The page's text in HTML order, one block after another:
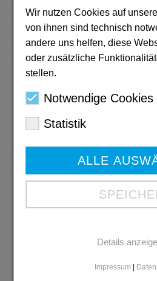
von historischer Bildung, aktiver
aktuellem gesellschaftlichem
eindrucksvoll, wie Geschichte
den Dialog über Verantwortung,
eine gerechtere Zukunft werden
Bildzeile:Beim gemeinsamen
Inhalte der Workshops und
Jahresbericht
Wir nutzen Cookies auf
von ihnen sind technisch
andere uns helfen, diese
oder zusätzliche
stellen.
Notwendige Cookies
Statistik
ALLE
Details
Impressum |